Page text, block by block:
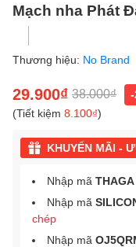
Mạch nha Phát
Thương hiệu: No Brand
29.900₫ 38.000₫
(Tiết kiệm 8.100₫)
KHUYẾN MÃI -
Nhập mã THAGA
Nhập mã
chép
Nhập mã